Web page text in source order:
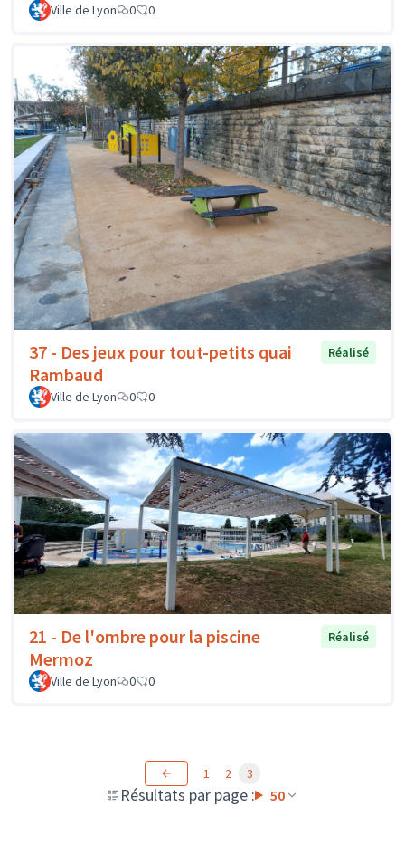
Ville de Lyon 0 0
37 - Des jeux pour tout-petits quai
Rambaud
Réalisé
Ville de Lyon 0 0
21 - De l'ombre pour la piscine
Mermoz
Réalisé
Ville de Lyon 0 0
Résultats par page : 50
1 2 3